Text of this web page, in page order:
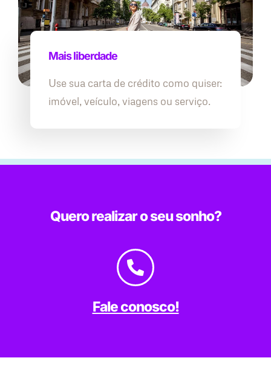
Mais liberdade
Use sua carta de crédito como quiser:
imóvel, veículo, viagens ou serviço.
Quero realizar o seu sonho?
Fale conosco!